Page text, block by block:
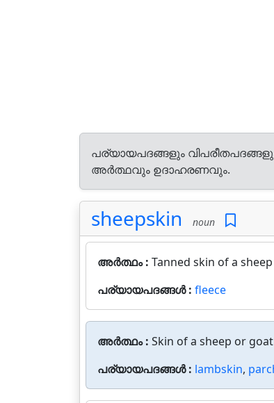
പര്യായപദങ്ങളും
അർത്ഥവും ഉദാഹരണവും.
sheepskin noun
അർത്ഥം : Tanned skin of a
പര്യായപദങ്ങൾ : fleece
അർത്ഥം : Skin of a sheep or
പര്യായപദങ്ങൾ : lambskin,